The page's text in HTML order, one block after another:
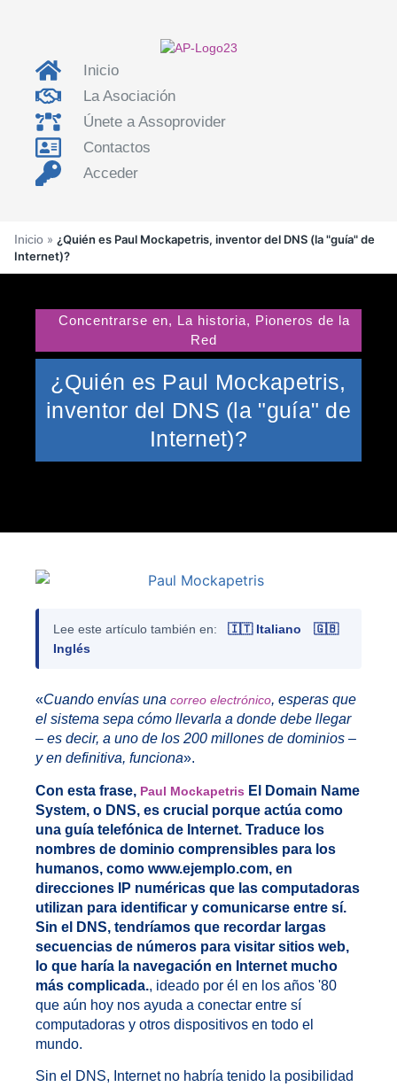
Inicio
La Asociación
Únete a Assoprovider
Contactos
Acceder
Inicio » ¿Quién es Paul Mockapetris, inventor del DNS (la "guía" de
Internet)?
Concentrarse en, La historia, Pioneros de la
Red
¿Quién es Paul Mockapetris,
inventor del DNS (la "guía" de
Internet)?
Lee este artículo también en: 🇮🇹 Italiano
🇬🇧
Inglés
«Cuando envías una correo electrónico, esperas que
el sistema sepa cómo llevarla a donde debe llegar
– es decir, a uno de los 200 millones de dominios –
y en definitiva, funciona».
Con esta frase, Paul Mockapetris El Domain Name
System, o DNS, es crucial porque actúa como
una guía telefónica de Internet. Traduce los
nombres de dominio comprensibles para los
humanos, como www.ejemplo.com, en
direcciones IP numéricas que las computadoras
utilizan para identificar y comunicarse entre sí.
Sin el DNS, tendríamos que recordar largas
secuencias de números para visitar sitios web,
lo que haría la navegación en Internet mucho
más complicada., ideado por él en los años '80
que aún hoy nos ayuda a conectar entre sí
computadoras y otros dispositivos en todo el
mundo.
Sin el DNS, Internet no habría tenido la posibilidad